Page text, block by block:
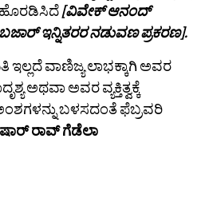
[ವಿವೇಕ್‌ ಆನಂದ್‌
ಇನ್ನಿತರರ ನಡುವಣ ಪ್ರಕರಣ].
ವಾಣಿಜ್ಯ ಲಾಭಕ್ಕಾಗಿ ಅವರ
ಅಥವಾ ಅವರ ವ್ಯಕ್ತಿತ್ವಕ್ಕೆ
ಬಳಸದಂತೆ ಫೆಬ್ರವರಿ
ರಾವ್ ಗೆಡೆಲಾ